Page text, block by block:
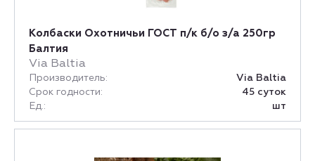
Колбаски Охотничьи ГОСТ п/к б/о з/а 250гр
Балтия
Via Baltia
Производитель:
Via Baltia
Срок годности:
45 суток
Ед.:
шт